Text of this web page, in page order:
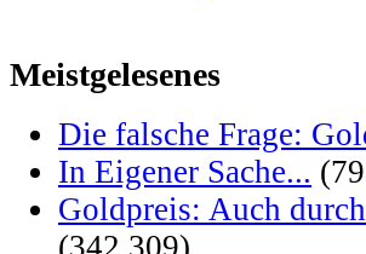
Meistgelesenes
Die falsche Frage:
In Eigener Sache...
Goldpreis: Auch